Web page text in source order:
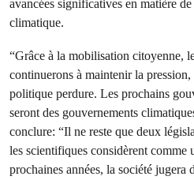
avancées significatives en matière
climatique.
“Grâce à la mobilisation citoyenne,
continuerons à maintenir la
politique perdure. Les prochains
seront des gouvernements
conclure: “Il ne reste que deux
les scientifiques considèrent
prochaines années, la société jugera